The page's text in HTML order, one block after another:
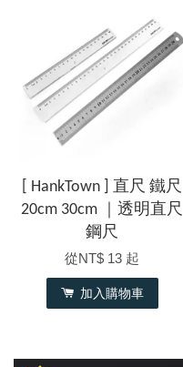
[ HankTown ] 直尺 鐵尺
20cm 30cm ｜透明直尺
鋼尺
從NT$ 13 起
加入購物車